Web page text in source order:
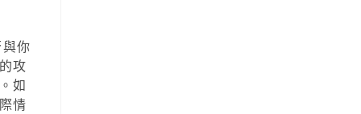
你
攻
如
情